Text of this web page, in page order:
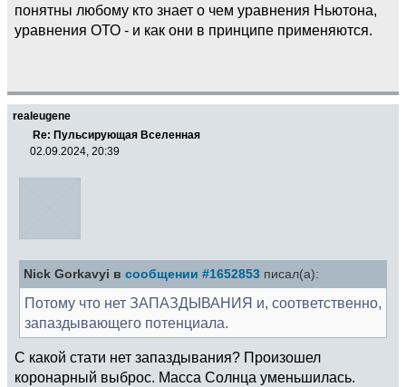
понятны любому кто знает о чем уравнения Ньютона,
уравнения ОТО - и как они в принципе применяются.
realeugene
Re: Пульсирующая Вселенная
02.09.2024, 20:39
Nick Gorkavyi в сообщении #1652853 писал(а):
Потому что нет ЗАПАЗДЫВАНИЯ и, соответственно,
запаздывающего потенциала.
С какой стати нет запаздывания? Произошел
коронарный выброс. Масса Солнца уменьшилась.